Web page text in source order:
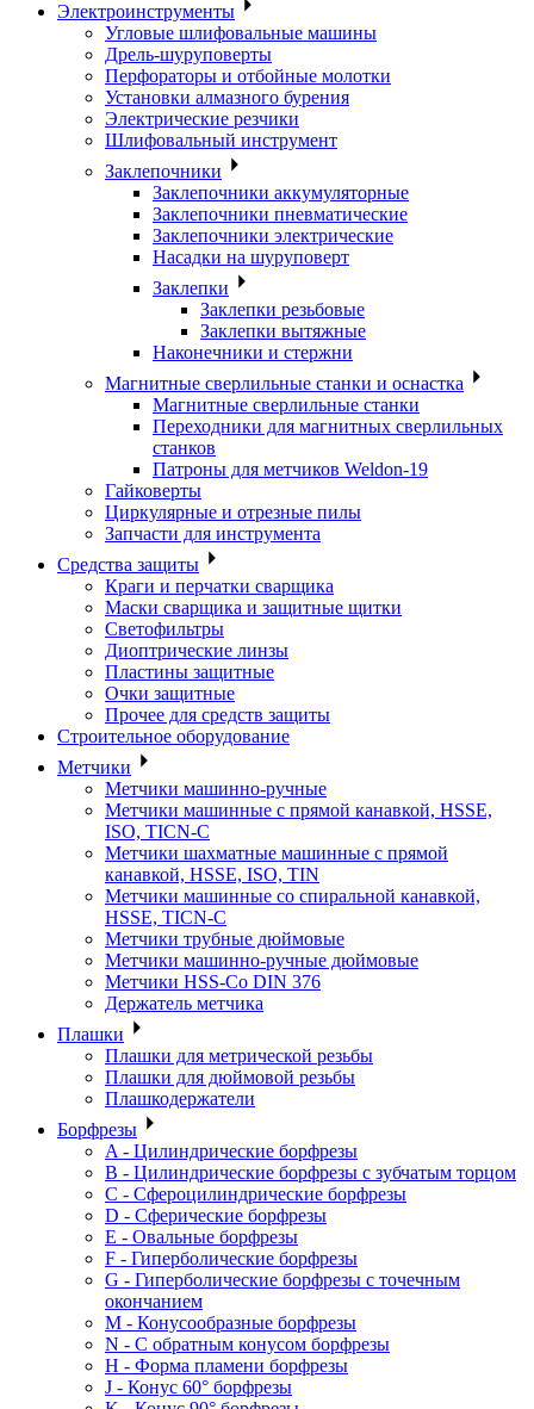
Электроинструменты
Угловые шлифовальные машины
Дрель-шуруповерты
Перфораторы и отбойные молотки
Установки алмазного бурения
Электрические резчики
Шлифовальный инструмент
Заклепочники
Заклепочники аккумуляторные
Заклепочники пневматические
Заклепочники электрические
Насадки на шуруповерт
Заклепки
Заклепки резьбовые
Заклепки вытяжные
Наконечники и стержни
Магнитные сверлильные станки и оснастка
Магнитные сверлильные станки
Переходники для магнитных сверлильных
станков
Патроны для метчиков Weldon-19
Гайковерты
Циркулярные и отрезные пилы
Запчасти для инструмента
Средства защиты
Краги и перчатки сварщика
Маски сварщика и защитные щитки
Светофильтры
Диоптрические линзы
Пластины защитные
Очки защитные
Прочее для средств защиты
Строительное оборудование
Метчики
Метчики машинно-ручные
Метчики машинные с прямой канавкой, HSSE,
ISO, TICN-C
Метчики шахматные машинные с прямой
канавкой, HSSE, ISO, TIN
Метчики машинные со спиральной канавкой,
HSSE, TICN-C
Метчики трубные дюймовые
Метчики машинно-ручные дюймовые
Метчики HSS-Co DIN 376
Держатель метчика
Плашки
Плашки для метрической резьбы
Плашки для дюймовой резьбы
Плашкодержатели
Борфрезы
A - Цилиндрические борфрезы
B - Цилиндрические борфрезы с зубчатым торцом
C - Сфероцилиндрические борфрезы
D - Сферические борфрезы
E - Овальные борфрезы
F - Гиперболические борфрезы
G - Гиперболические борфрезы с точечным
окончанием
M - Конусообразные борфрезы
N - С обратным конусом борфрезы
H - Форма пламени борфрезы
J - Конус 60° борфрезы